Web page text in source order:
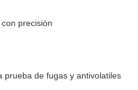
precisión
prueba de fugas y antivolatiles